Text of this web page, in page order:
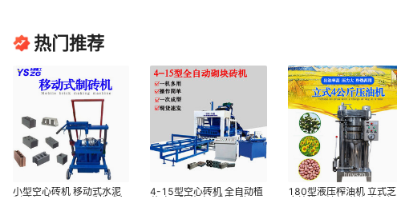
热门推荐
小型空心砖机 移动式水泥
制砖机 家用220V手推式免
4-15型空心砖机 全自动植
草砖马路花砖成型机 路面
180型液压榨油机 立式芝
麻核桃压油机 花椒杏仁桐